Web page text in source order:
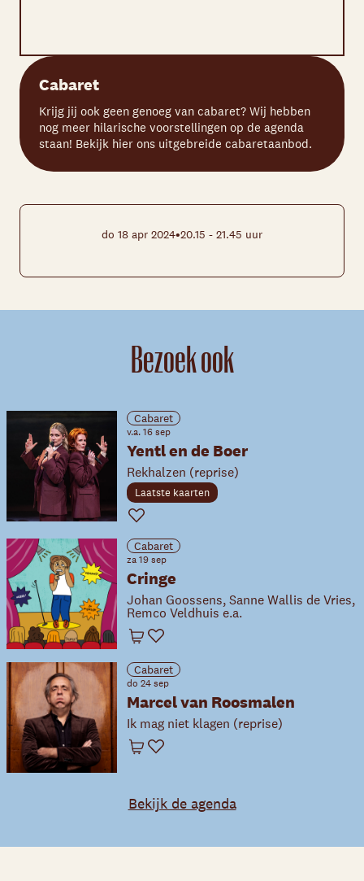
Cabaret
Krijg jij ook geen genoeg van cabaret? Wij hebben
nog meer hilarische voorstellingen op de agenda
staan! Bekijk hier ons uitgebreide cabaretaanbod.
do 18 apr 2024•20.15 - 21.45 uur
Bezoek ook
Cabaret
v.a. 16 sep
Yentl en de Boer
Rekhalzen (reprise)
Laatste kaarten
Favoriet
Cabaret
za 19 sep
Cringe
Johan Goossens, Sanne Wallis de Vries,
Remco Veldhuis e.a.
Winkelwagen
Favoriet
Cabaret
do 24 sep
Marcel van Roosmalen
Ik mag niet klagen (reprise)
Winkelwagen
Favoriet
Bekijk de agenda